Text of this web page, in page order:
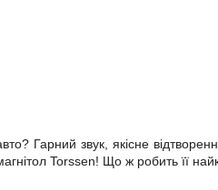
Гарний звук, якісне
Torssen! Що ж робить її